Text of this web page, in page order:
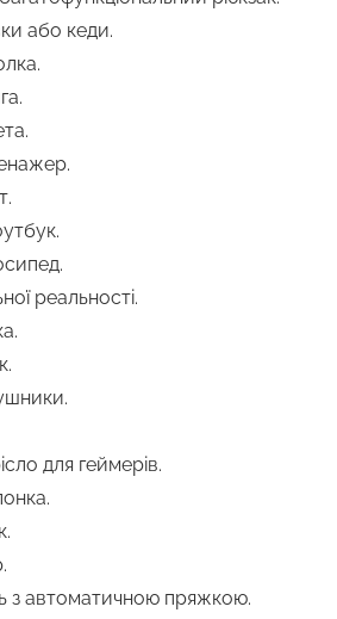
або кеди.
реальності.
для геймерів.
з автоматичною пряжкою.